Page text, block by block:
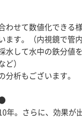
わせて数値化できる
ます。（内視鏡で管
水して水中の鉄分値
）
析もございます。
年。さらに、効果が